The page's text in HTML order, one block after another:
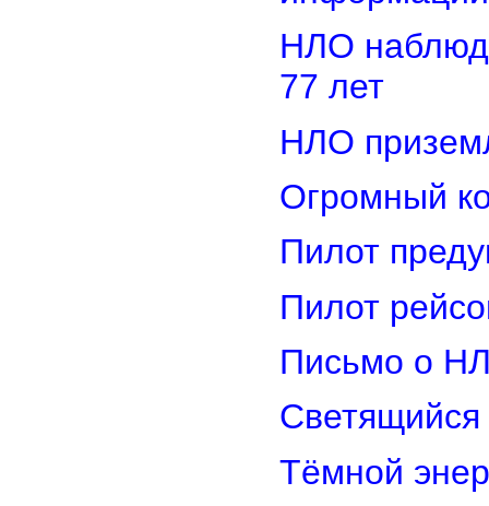
НЛО
77 лет
НЛО
Огромный
Пилот
Пилот
Письмо о
Светящийся
Тёмной